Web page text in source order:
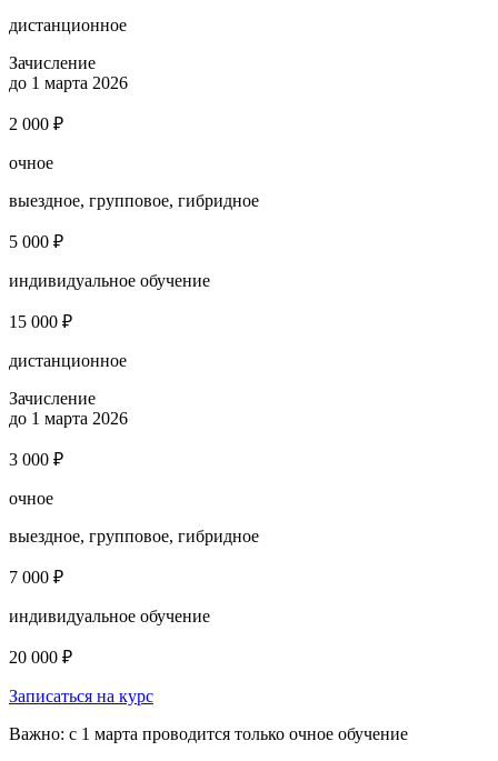
дистанционное
Зачисление
до 1 марта 2026
2 000 ₽
очное
выездное, групповое, гибридное
5 000 ₽
индивидуальное обучение
15 000 ₽
дистанционное
Зачисление
до 1 марта 2026
3 000 ₽
очное
выездное, групповое, гибридное
7 000 ₽
индивидуальное обучение
20 000 ₽
Записаться на курс
Важно: с 1 марта проводится только очное обучение